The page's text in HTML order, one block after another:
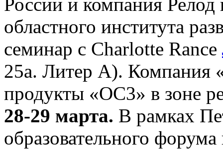
областного института
семинар с Charlotte Rance
25а. Литер А). Компания
продукты «ОС3» в зоне
28-29 марта. В рамках
образовательного